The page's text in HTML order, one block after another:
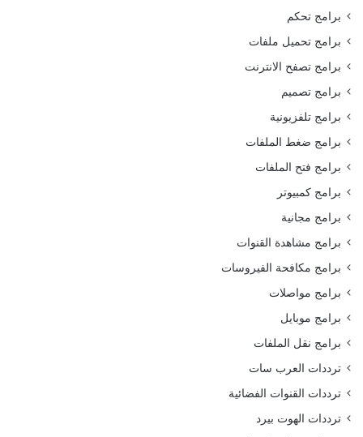
برامج تحكم
برامج تحميل ملفات
برامج تصفح الانترنت
برامج تصميم
برامج تلفزيونية
برامج ضغط الملفات
برامج فتح الملفات
برامج كمبيوتر
برامج مجانية
برامج مشاهدة القنوات
برامج مكافحة الفيروسات
برامج مواصلات
برامج موبايل
برامج نقل الملفات
ترددات العرب سات
ترددات القنوات الفضائية
ترددات الهوت بيرد